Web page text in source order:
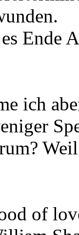
Ende
ich
of